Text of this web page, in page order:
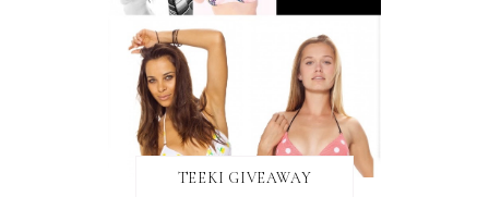
TEEKI GIVEAWAY